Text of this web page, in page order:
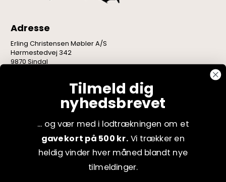
Adresse
Erling Christensen Møbler A/S
Hørmestedvej 342
9870 Sindal
Tilmeld dig
nyhedsbrevet
... og vær med i lodtrækningen om et
gavekort på 500 kr. Vi trækker en
heldig vinder hver måned blandt nye
tilmeldinger.